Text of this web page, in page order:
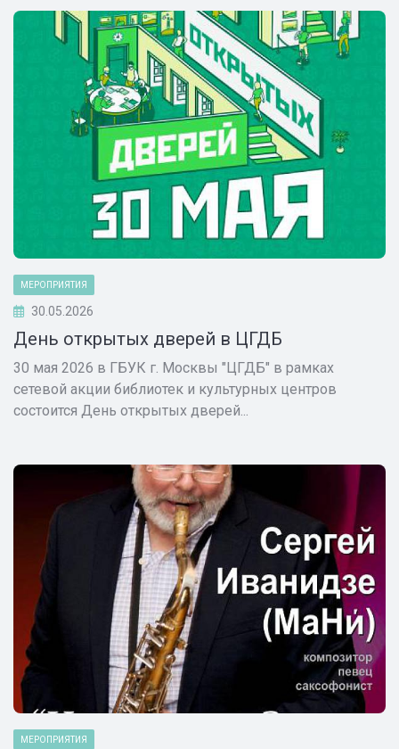
МЕРОПРИЯТИЯ
30.05.2026
День открытых дверей в ЦГДБ
30 мая 2026 в ГБУК г. Москвы "ЦГДБ" в рамках
сетевой акции библиотек и культурных центров
состоится День открытых дверей...
МЕРОПРИЯТИЯ